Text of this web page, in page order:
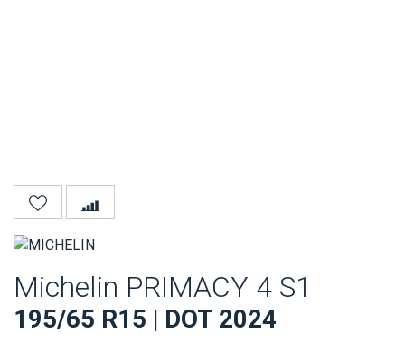
Michelin PRIMACY 4 S1
195/65 R15 | DOT 2024